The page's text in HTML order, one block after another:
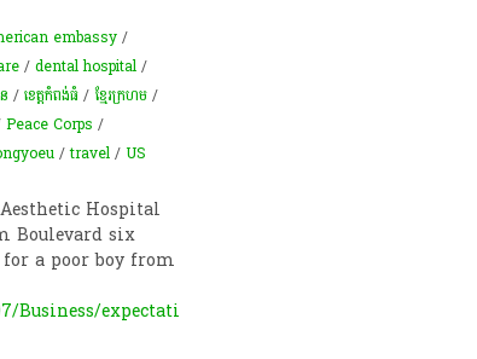
embassy/
/dental hospital/
/ខេត្តកំពង់ធំ/ខ្មែរក្រហម/
Peace Corps /
/travel/US
Hospital
Boulevard six
a poor boy from
Business/expectati